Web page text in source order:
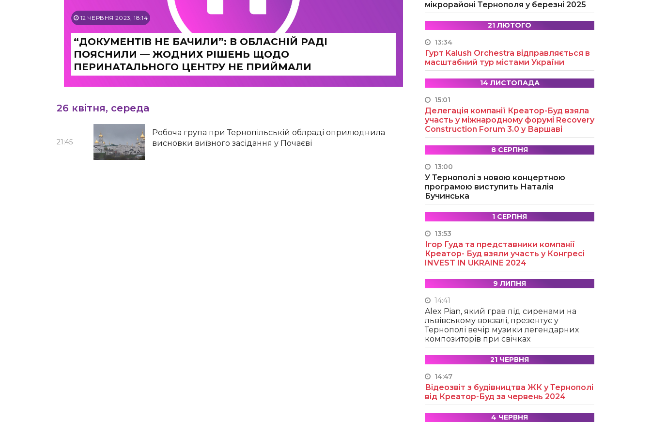
12 ЧЕРВНЯ 2023, 18:14
“ДОКУМЕНТІВ НЕ БАЧИЛИ”: В ОБЛАСНІЙ РАДІ
ПОЯСНИЛИ — ЖОДНИХ РІШЕНЬ ЩОДО
ПЕРИНАТАЛЬНОГО ЦЕНТРУ НЕ ПРИЙМАЛИ
26 квітня, середа
21:45
Робоча група при Тернопільській облраді оприлюднила
висновки виїзного засідання у Почаєві
мікрорайоні Тернополя у березні 2025
21 ЛЮТОГО
13:34
Гурт Kalush Orchestra відправляється в
масштабний тур містами України
14 ЛИСТОПАДА
15:01
Делегація компанії Креатор-Буд взяла
участь у міжнародному форумі Recovery
Construction Forum 3.0 у Варшаві
8 СЕРПНЯ
13:00
У Тернополі з новою концертною
програмою виступить Наталія
Бучинська
1 СЕРПНЯ
13:53
Ігор Гуда та представники компанії
Креатор- Буд взяли участь у Конгресі
INVEST IN UKRAINE 2024
9 ЛИПНЯ
14:41
Alex Pian, який грав під сиренами на
львівському вокзалі, презентує у
Тернополі вечір музики легендарних
композиторів при свічках
21 ЧЕРВНЯ
14:47
Відеозвіт з будівництва ЖК у Тернополі
від Креатор-Буд за червень 2024
4 ЧЕРВНЯ